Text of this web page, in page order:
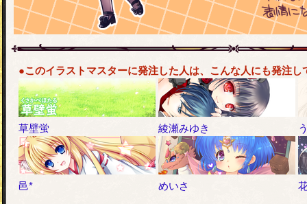
●このイラストマスターに発注した人は、こんな人にも発注し
草壁蛍 綾瀬みゆき
邑* めいさ